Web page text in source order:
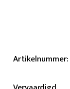
Artikelnummer: